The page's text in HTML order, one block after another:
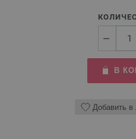
В
Добавить